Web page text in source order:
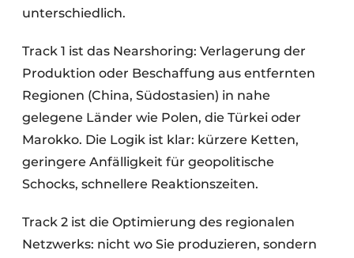
unterschiedlich.
Track 1 ist das Nearshoring: Verlagerung der
Produktion oder Beschaffung aus entfernten
Regionen (China, Südostasien) in nahe
gelegene Länder wie Polen, die Türkei oder
Marokko. Die Logik ist klar: kürzere Ketten,
geringere Anfälligkeit für geopolitische
Schocks, schnellere Reaktionszeiten.
Track 2 ist die Optimierung des regionalen
Netzwerks: nicht wo Sie produzieren, sondern